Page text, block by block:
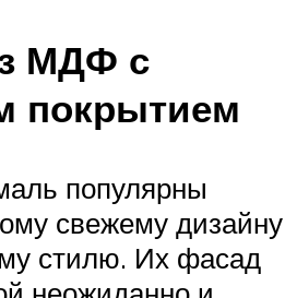
МДФ с
покрытием
популярны
свежему дизайну
стилю. Их фасад